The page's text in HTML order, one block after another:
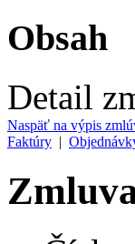
Obsah
Detail
Naspäť na výpis
Faktúry |